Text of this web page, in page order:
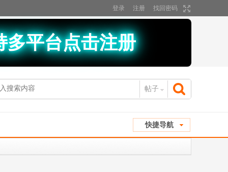
登录 注册 找回密码
多平台点击注册
帖子
快捷导航